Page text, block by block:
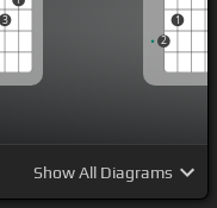
3
2
1
ShowAll Diagrams